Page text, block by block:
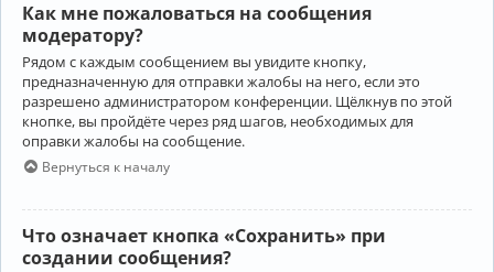
Как мне пожаловаться на сообщения
модератору?
Рядом с каждым сообщением вы увидите кнопку,
предназначенную для отправки жалобы на него, если это
разрешено администратором конференции. Щёлкнув по этой
кнопке, вы пройдёте через ряд шагов, необходимых для
оправки жалобы на сообщение.
Вернуться к началу
Что означает кнопка «Сохранить» при
создании сообщения?